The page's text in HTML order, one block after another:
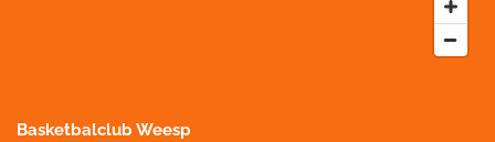
Basketbalclub Weesp